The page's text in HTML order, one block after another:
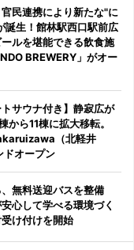
官民連携により新たな"に
誕生！館林駅西口駅前広
ルを堪能できる飲食施
BREWERY」がオー
トサウナ付き】静寂広が
から11棟に拡大移転。
（北軽井
オープン
無料送迎バスを整備
心して学べる環境づく
け付けを開始